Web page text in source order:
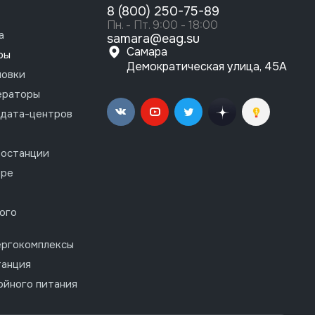
центров
питания
8 (800) 250-75-89
Пн. - Пт. 9:00 - 18:00
samara@eag.su
Самара
Демократическая улица, 45А